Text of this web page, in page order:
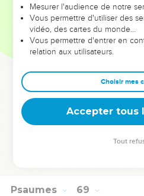
accourt, les mains tendues vers
(68 : 33) Royaumes de la
le Seigneur ! -Pause.
(68 : 34) Chantez à celui qui
cieux éternels ! Voici, il fait
puissante.
(68 : 35) Rendez gloire à Dieu
sa force dans les cieux.
Psaumes 69
Mesurer l'audience de notre
Vous permettre d'utiliser des
vidéo, des cartes du monde…
Vous permettre d'entrer en
relation aux utilisateurs.
Choisir mes
Accepter tous
Tout